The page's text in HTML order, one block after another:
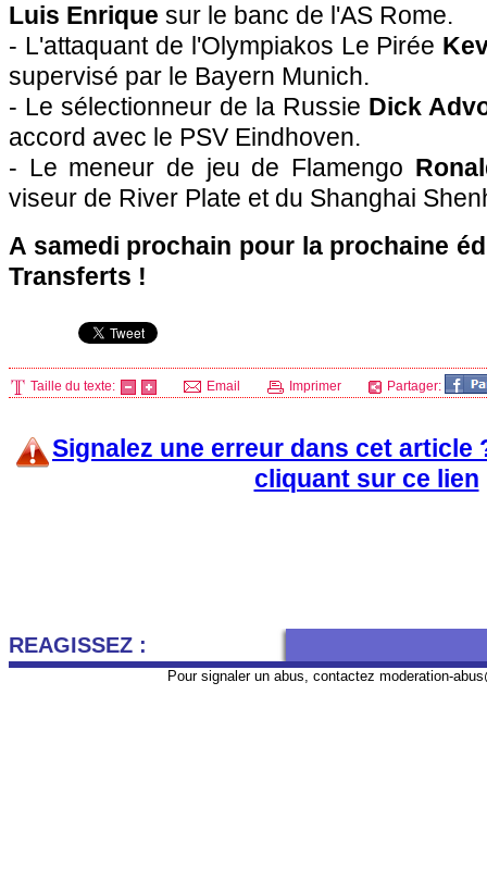
Luis Enrique sur le banc de l'AS Rome.
- L'attaquant de l'Olympiakos Le Pirée
supervisé par le Bayern Munich.
- Le sélectionneur de la Russie Dick
accord avec le PSV Eindhoven.
- Le meneur de jeu de Flamengo
viseur de River Plate et du Shanghai
A samedi prochain pour la prochaine
Transferts !
Taille du texte: Email Imprimer Partager:
Signalez une erreur dans cet article
cliquant sur ce lien
REAGISSEZ :
Pour signaler un abus, contactez moderation-